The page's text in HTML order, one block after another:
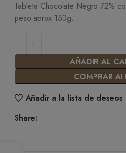
Tableta Chocolate Negro 72%
peso aprox 150g.
AÑADIR AL
COMPRAR
Añadir a la lista de deseos
Share: